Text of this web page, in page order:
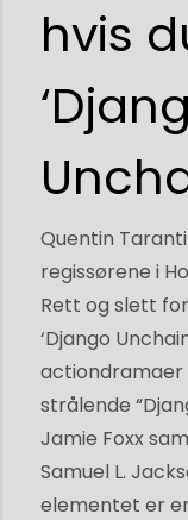
hvis
Quentin
regissørene i
Rett og slett
‘Django
actiondramaer
strålende
Jamie Foxx
Samuel L.
elementet er